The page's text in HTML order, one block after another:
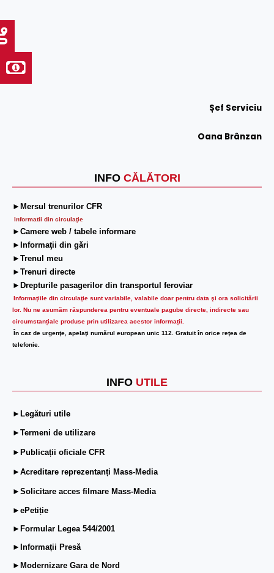
INFO CĂLĂTORI
►Mersul trenurilor CFR
Informatii din circulaţie
►Camere web / tabele informare
►Informaţii din gări
►Trenul meu
►Trenuri directe
►Drepturile pasagerilor din transportul feroviar
Informaţiile din circulaţie sunt variabile, valabile doar pentru data şi ora solicitării
lor. Nu ne asumăm răspunderea pentru eventuale pagube directe, indirecte sau
circumstanțiale produse prin utilizarea acestor informații.
În caz de urgenţe, apelaţi numărul european unic 112. Gratuit în orice reţea de
telefonie.
INFO UTILE
►Legături utile
►Termeni de utilizare
►Publicații oficiale CFR
►Acreditare reprezentanți Mass-Media
►Solicitare acces filmare Mass-Media
►ePetiție
►Formular Legea 544/2001
►Informații Presă
►Modernizare Gara de Nord
Șef Serviciu
Oana Brânzan